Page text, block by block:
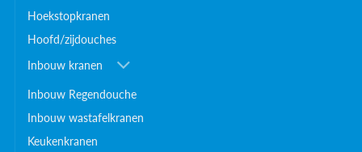
Hoekstopkranen
Hoofd/zijdouches
Inbouw kranen
Inbouw Regendouche
Inbouw wastafelkranen
Keukenkranen